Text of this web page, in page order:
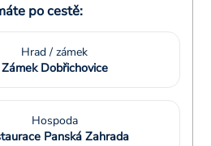
po cestě:
Hrad / zámek
Zámek Dobřichovice
Hospoda
Panská Zahrada